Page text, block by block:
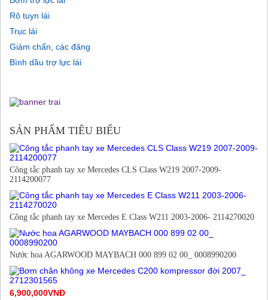
Rô tuyn lái
Trục lái
Giảm chấn, các đăng
Bình dầu trợ lực lái
SẢN PHẨM TIÊU BIỂU
Công tắc phanh tay xe Mercedes CLS Class W219 2007-2009-
2114200077
Công tắc phanh tay xe Mercedes E Class W211 2003-2006- 2114270020
Nước hoa AGARWOOD MAYBACH 000 899 02 00_ 0008990200
6,900,000VNĐ